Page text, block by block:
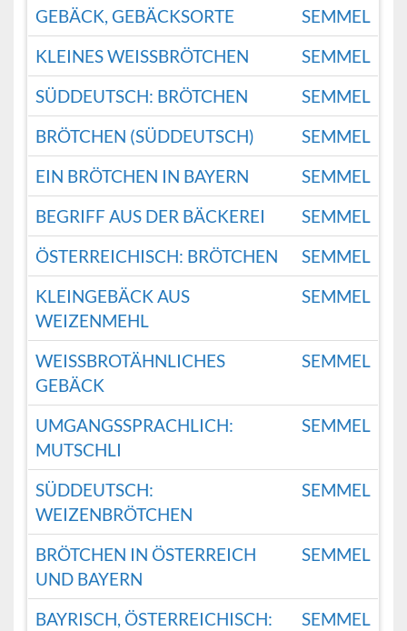
GEBÄCK, GEBÄCKSORTE
SEMMEL
KLEINES WEISSBRÖTCHEN
SEMMEL
SÜDDEUTSCH: BRÖTCHEN
SEMMEL
BRÖTCHEN (SÜDDEUTSCH)
SEMMEL
EIN BRÖTCHEN IN BAYERN
SEMMEL
BEGRIFF AUS DER BÄCKEREI
SEMMEL
ÖSTERREICHISCH: BRÖTCHEN
SEMMEL
KLEINGEBÄCK AUS
WEIZENMEHL
SEMMEL
WEISSBROTÄHNLICHES G
EBÄCK
SEMMEL
UMGANGSSPRACHLICH:
MUTSCHLI
SEMMEL
SÜDDEUTSCH:
WEIZENBRÖTCHEN
SEMMEL
BRÖTCHEN IN ÖSTERREICH
UND BAYERN
SEMMEL
BAYRISCH, ÖSTERREICHISCH:
SEMMEL